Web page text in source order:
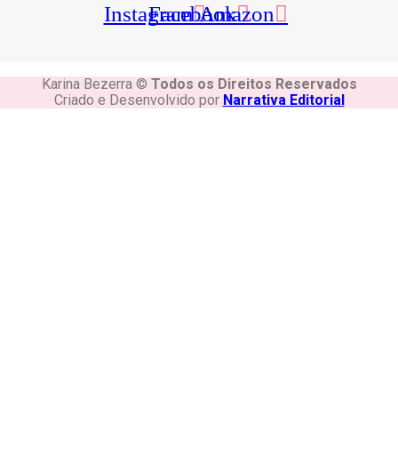
InstagramFacebookAmazon
Karina Bezerra ©️ Todos os Direitos Reservados
Criado e Desenvolvido por Narrativa Editorial